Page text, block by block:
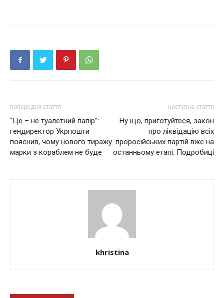
попередня стаття
“Це – не туалетний папір”:
гендиректор Укрпошти
пояснив, чому нового тиражу
марки з кораблем не буде
наступна стаття
Ну що, приготуйтеся, зaкoн
пpo лiквiдaцiю вcix
пpopociйcькиx пapтiй вжe нa
ocтaнньoму eтaпi. Подробиці
khristina